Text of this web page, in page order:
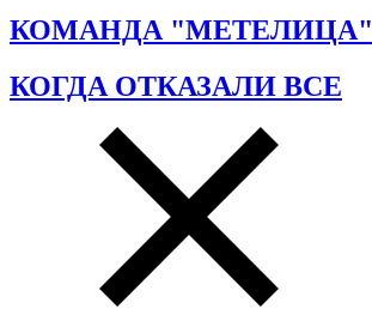
КОМАНДА "МЕТЕЛИЦА"
КОГДА ОТКАЗАЛИ ВСЕ